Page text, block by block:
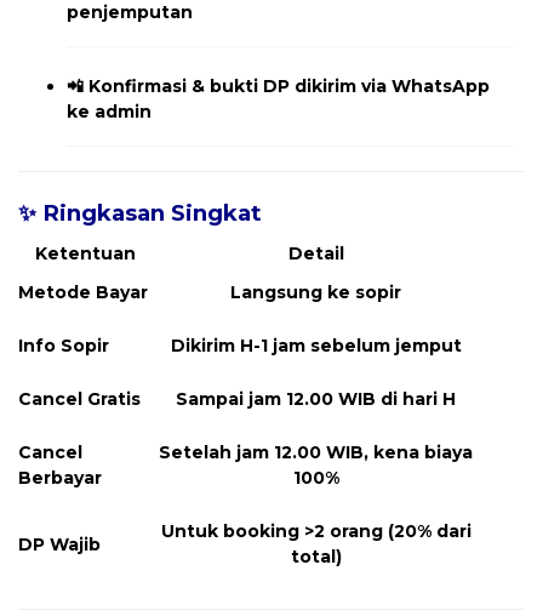
penjemputan
📲 Konfirmasi & bukti DP dikirim via WhatsApp
ke admin
✨ Ringkasan Singkat
Ketentuan
Detail
Metode Bayar
Langsung ke sopir
Info Sopir Dikirim H-1 jam sebelum jemput
Cancel Gratis Sampai jam 12.00 WIB di hari H
Cancel
Berbayar
Setelah jam 12.00 WIB, kena biaya
100%
DP Wajib
Untuk booking >2 orang (20% dari
total)